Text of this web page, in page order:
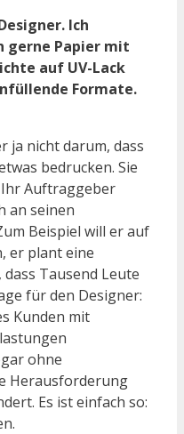
Ich
gerne Papier mit
auf UV-Lack
Formate.
ja nicht darum, dass
bedrucken. Sie
Auftraggeber
an seinen
Beispiel will er auf
er plant eine
Tausend Leute
für den Designer:
Kunden mit
ohne
Herausforderung
Es ist einfach so: